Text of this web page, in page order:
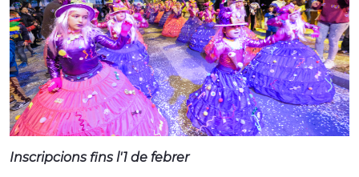
Inscripcions fins l'1 de febrer